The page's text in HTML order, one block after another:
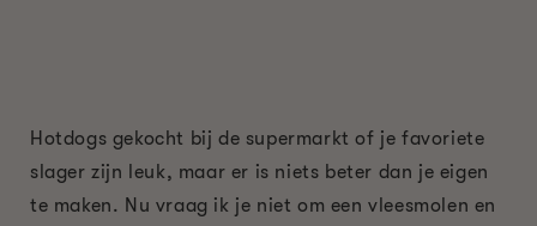
Hotdogs gekocht bij de supermarkt of je favoriete
slager zijn leuk, maar er is niets beter dan je eigen
te maken. Nu vraag ik je niet om een ​​vleesmolen en